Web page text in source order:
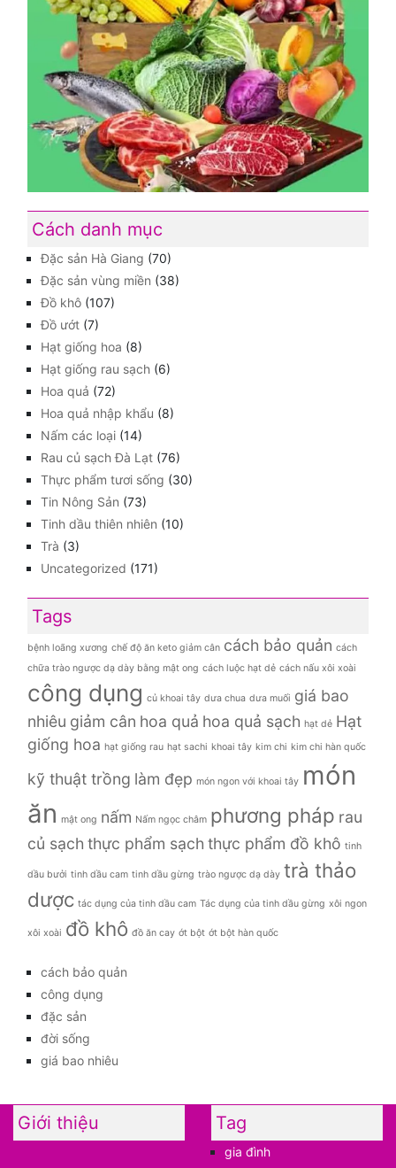
Cách danh mục
Đặc sản Hà Giang (70)
Đặc sản vùng miền (38)
Đồ khô (107)
Đồ ướt (7)
Hạt giống hoa (8)
Hạt giống rau sạch (6)
Hoa quả (72)
Hoa quả nhập khẩu (8)
Nấm các loại (14)
Rau củ sạch Đà Lạt (76)
Thực phẩm tươi sống (30)
Tin Nông Sản (73)
Tinh dầu thiên nhiên (10)
Trà (3)
Uncategorized (171)
Tags
bệnh loãng xương chế độ ăn keto giảm cân cách bảo quản cách
chữa trào ngược dạ dày bằng mật ong cách luộc hạt dẻ cách nấu xôi xoài
công dụng củ khoai tây dưa chua dưa muối giá bao
nhiêu giảm cân hoa quả hoa quả sạch hạt dẻ Hạt
giống hoa hạt giống rau hạt sachi khoai tây kim chi kim chi hàn quốc
kỹ thuật trồng làm đẹp món ngon với khoai tây món
ăn mật ong nấm Nấm ngọc châm phương pháp rau
củ sạch thực phẩm sạch thực phẩm đồ khô tinh
dầu bưởi tinh dầu cam tinh dầu gừng trào ngược dạ dày trà thảo
dược tác dụng của tinh dầu cam Tác dụng của tinh dầu gừng xôi ngon
xôi xoài đồ khô đồ ăn cay ớt bột ớt bột hàn quốc
cách bảo quản
công dụng
đặc sản
đời sống
giá bao nhiêu
Giới thiệu Tag
gia đình